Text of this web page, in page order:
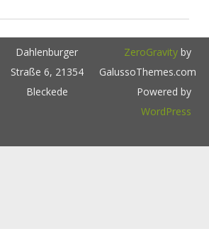
Dahlenburger
Straße 6, 21354
Bleckede
ZeroGravityby
GalussoThemes.com
Powered by
WordPress